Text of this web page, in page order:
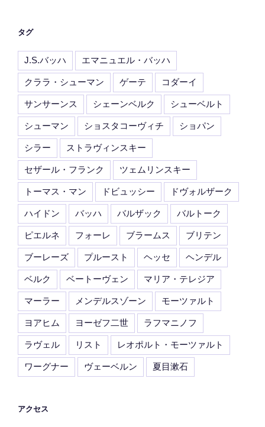
タグ
J.S.バッハ エマニュエル・バッハ
クララ・シューマン ゲーテ コダーイ
サンサーンス シェーンベルク シューベルト
シューマン ショスタコーヴィチ ショパン
シラー ストラヴィンスキー
セザール・フランク ツェムリンスキー
トーマス・マン ドビュッシー ドヴォルザーク
ハイドン バッハ バルザック バルトーク
ピエルネ フォーレ ブラームス ブリテン
ブーレーズ プルースト ヘッセ ヘンデル
ベルク ベートーヴェン マリア・テレジア
マーラー メンデルスゾーン モーツァルト
ヨアヒム ヨーゼフ二世 ラフマニノフ
ラヴェル リスト レオポルト・モーツァルト
ワーグナー ヴェーベルン 夏目漱石
アクセス